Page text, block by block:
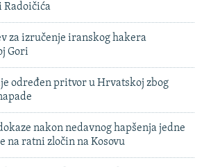
Radoičića
za izručenje iranskog hakera
Gori
određen pritvor u Hrvatskoj zbog
nakon nedavnog hapšenja jedne
na ratni zločin na Kosovu